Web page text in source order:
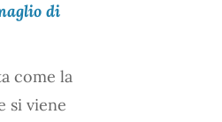
di
come la
si viene